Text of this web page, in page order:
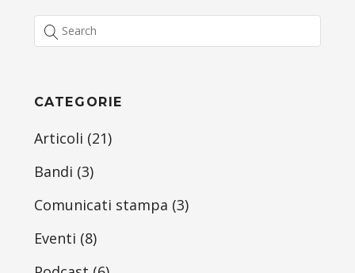
CATEGORIE
Articoli (21)
Bandi (3)
Comunicati stampa (3)
Eventi (8)